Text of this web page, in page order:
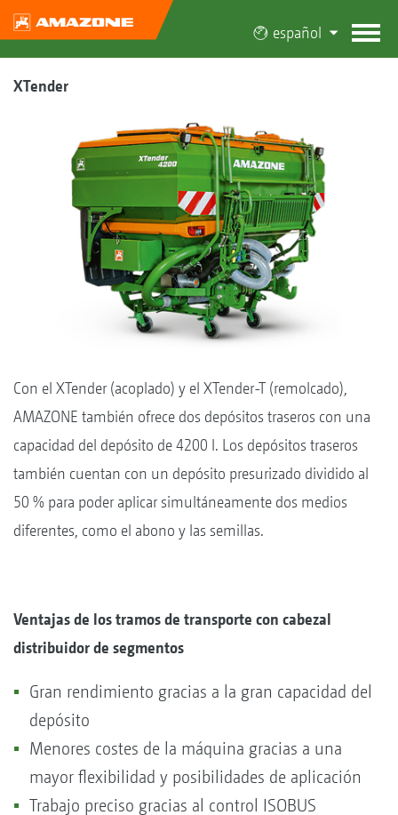
español
XTender
Con el XTender (acoplado) y el XTender-T (remolcado),
AMAZONE también ofrece dos depósitos traseros con una
capacidad del depósito de 4200 l. Los depósitos traseros
también cuentan con un depósito presurizado dividido al
50 % para poder aplicar simultáneamente dos medios
diferentes, como el abono y las semillas.
Ventajas de los tramos de transporte con cabezal
distribuidor de segmentos
Gran rendimiento gracias a la gran capacidad del
depósito
Menores costes de la máquina gracias a una
mayor flexibilidad y posibilidades de aplicación
Trabajo preciso gracias al control ISOBUS